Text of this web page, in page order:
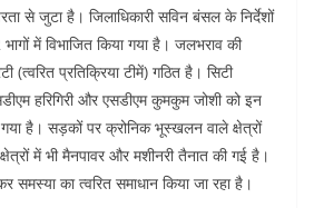
e
st
e
dI
n
gr
a
m
e
से जुटा है। जिलाधिकारी सविन बंसल के निर्देशों
में विभाजित किया गया है। जलभराव की
(त्वरित प्रतिक्रिया टीमें) गठित है। सिटी
हरिगिरी और एसडीएम कुमकुम जोशी को इन
है। सड़कों पर क्रोनिक भूस्खलन वाले क्षेत्रों
में भी मैनपावर और मशीनरी तैनात की गई है।
समस्या का त्वरित समाधान किया जा रहा है।